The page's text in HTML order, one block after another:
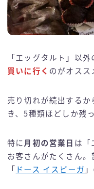
「エッグタルト」以
買いに行く のがオスス
売り切れが続出するか
き、5種類ほどしか残
特に 月初の営業日 は「
お客さんがたくさん。
「 ドース イスピーガ